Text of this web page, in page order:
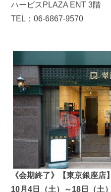
ハービスPLAZA ENT 3階
TEL：06-6867-9570
《会期終了》【東京銀座店】
10月4日（土）～18日（土）